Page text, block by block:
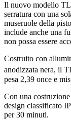
Il nuovo modello
serratura con una
museruole della
include anche una
non possa essere
Costruito con
anodizzata nera, il
pesa 2,39 once e
Con una
design classificato
per 30 minuti.